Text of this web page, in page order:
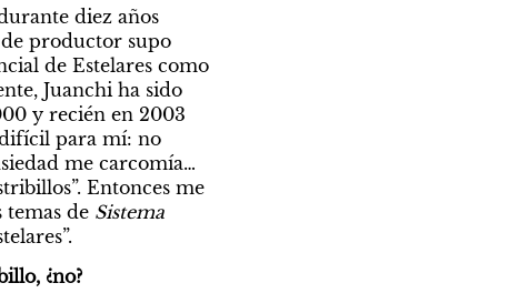
diez años
productor supo
de Estelares como
Juanchi ha sido
y recién en 2003
para mí: no
me carcomía…
Entonces me
temas de Sistema
¿no?